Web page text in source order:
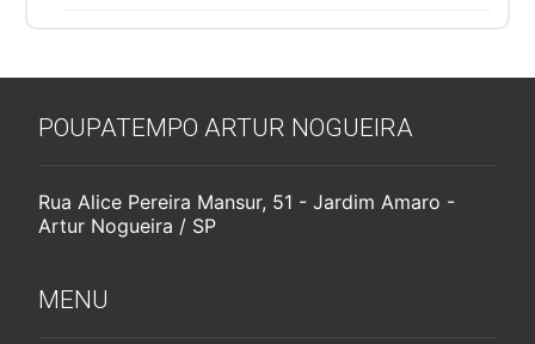
POUPATEMPO ARTUR NOGUEIRA
Rua Alice Pereira Mansur, 51 - Jardim Amaro -
Artur Nogueira / SP
MENU